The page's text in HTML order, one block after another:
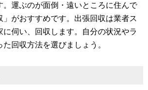
。運ぶのが面倒・遠いところに住んで
」がおすすめです。出張回収は業者ス
に伺い、回収します。自分の状況やラ
回収方法を選びましょう。